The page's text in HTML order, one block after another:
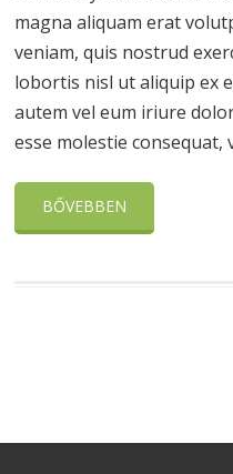
magna aliquam erat
veniam, quis nostrud
lobortis nisl ut aliquip ex
autem vel eum iriure
esse molestie consequat,
BŐVEBBEN